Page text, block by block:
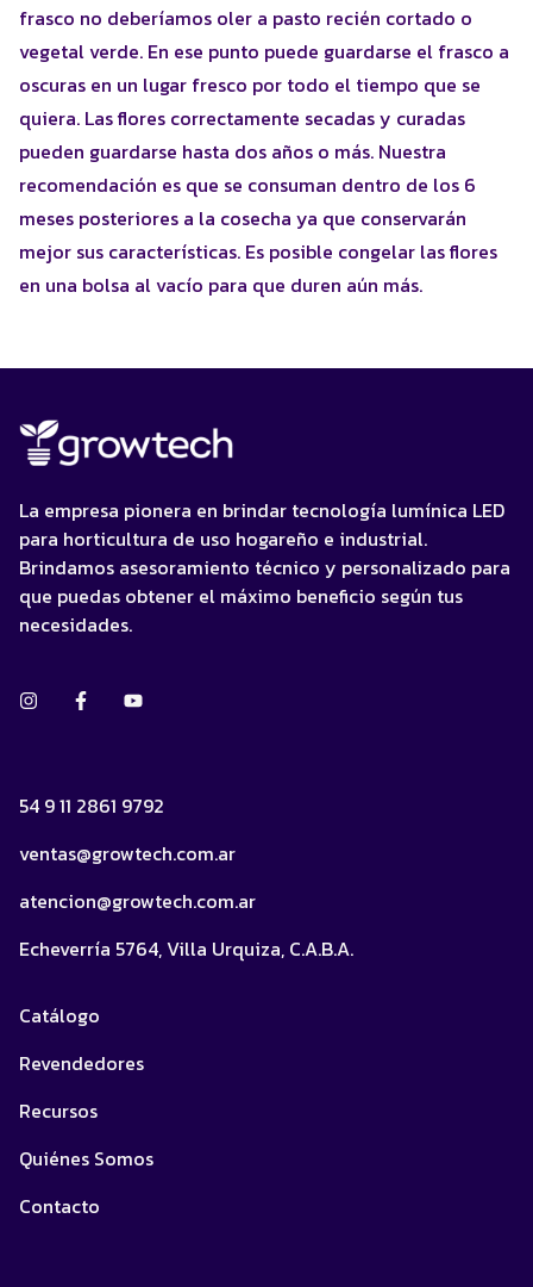
frasco no deberíamos oler a pasto recién cortado o
vegetal verde. En ese punto puede guardarse el frasco a
oscuras en un lugar fresco por todo el tiempo que se
quiera. Las flores correctamente secadas y curadas
pueden guardarse hasta dos años o más. Nuestra
recomendación es que se consuman dentro de los 6
meses posteriores a la cosecha ya que conservarán
mejor sus características. Es posible congelar las flores
en una bolsa al vacío para que duren aún más.
La empresa pionera en brindar tecnología lumínica LED
para horticultura de uso hogareño e industrial.
Brindamos asesoramiento técnico y personalizado para
que puedas obtener el máximo beneficio según tus
necesidades.
54 9 11 2861 9792
ventas@growtech.com.ar
atencion@growtech.com.ar
Echeverría 5764, Villa Urquiza, C.A.B.A.
Catálogo
Revendedores
Recursos
Quiénes Somos
Contacto